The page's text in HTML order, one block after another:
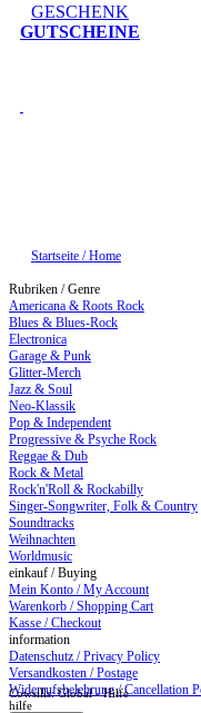
GESCHENK
GUTSCHEINE
Startseite / Home
Rubriken / Genre
Americana & Roots Rock
Blues & Blues-Rock
Electronica
Garage & Punk
Glitter-Merch
Jazz & Soul
Neo-Klassik
Pop & Independent
Progressive & Psyche Rock
Reggae & Dub
Rock & Metal
Rock'n'Roll & Rockabilly
Singer-Songwriter, Folk & Country
Soundtracks
Weihnachten
Worldmusic
einkauf / Buying
Mein Konto / My Account
Warenkorb / Shopping Cart
Kasse / Checkout
information
Datenschutz / Privacy Policy
Versandkosten / Postage
Widerrufsbelehrung / Cancellation
Cowsills: Global - Hilfe
hilfe